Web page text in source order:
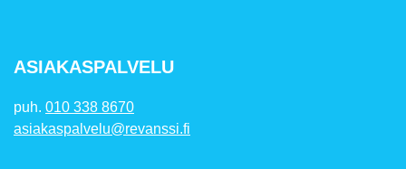
ASIAKASPALVELU
puh. 010 338 8670
asiakaspalvelu@revanssi.fi